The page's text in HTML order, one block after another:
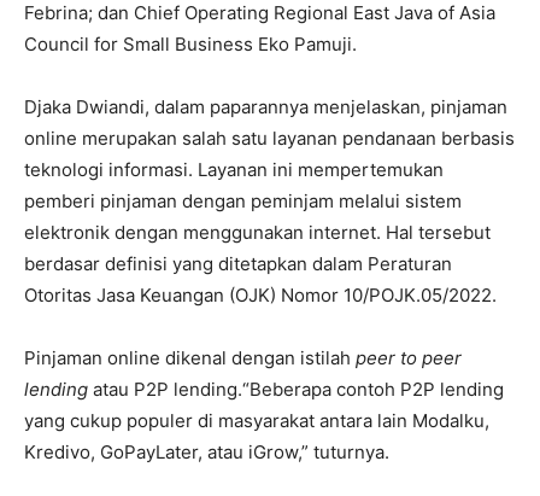
Febrina; dan Chief Operating Regional East Java of Asia
Council for Small Business Eko Pamuji.
Djaka Dwiandi, dalam paparannya menjelaskan, pinjaman
online merupakan salah satu layanan pendanaan berbasis
teknologi informasi. Layanan ini mempertemukan
pemberi pinjaman dengan peminjam melalui sistem
elektronik dengan menggunakan internet. Hal tersebut
berdasar definisi yang ditetapkan dalam Peraturan
Otoritas Jasa Keuangan (OJK) Nomor 10/POJK.05/2022.
Pinjaman online dikenal dengan istilah peer to peer
lending atau P2P lending.“Beberapa contoh P2P lending
yang cukup populer di masyarakat antara lain Modalku,
Kredivo, GoPayLater, atau iGrow,” tuturnya.